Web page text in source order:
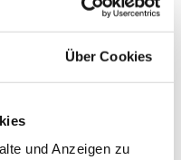
Über Cookies
und Anzeigen zu
droht, können
Blogbeiträge
bei